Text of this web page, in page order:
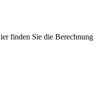
finden Sie die Berechnung